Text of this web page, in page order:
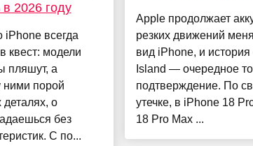
2026 году
iPhone всегда
квест: модели
пляшут, а
ними порой
деталях, о
без
С по...
Apple продолжает
резких движений
вид iPhone, и
Island — очередное
подтверждение. По
утечке, в iPhone 18
18 Pro Max ...